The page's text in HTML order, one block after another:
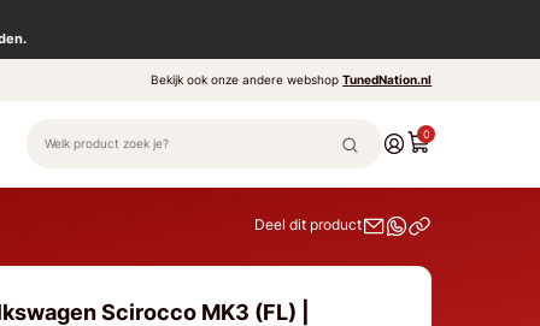
Bekijk ook onze andere webshopTunedNation.nl
0
Deel dit product
Scirocco MK3 (FL) |